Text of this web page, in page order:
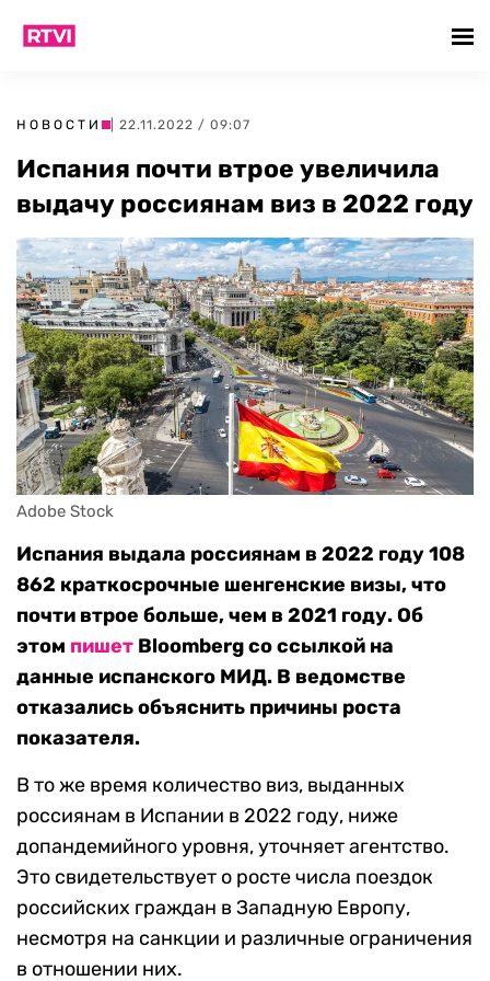
НОВОСТИ | 22.11.2022 / 09:07
Испания почти втрое увеличила
выдачу россиянам виз в 2022 году
Adobe Stock
Испания выдала россиянам в 2022 году 108
862 краткосрочные шенгенские визы, что
почти втрое больше, чем в 2021 году. Об
этом пишет Bloomberg со ссылкой на
данные испанского МИД. В ведомстве
отказались объяснить причины роста
показателя.
В то же время количество виз, выданных
россиянам в Испании в 2022 году, ниже
допандемийного уровня, уточняет агентство.
Это свидетельствует о росте числа поездок
российских граждан в Западную Европу,
несмотря на санкции и различные ограничения
в отношении них.